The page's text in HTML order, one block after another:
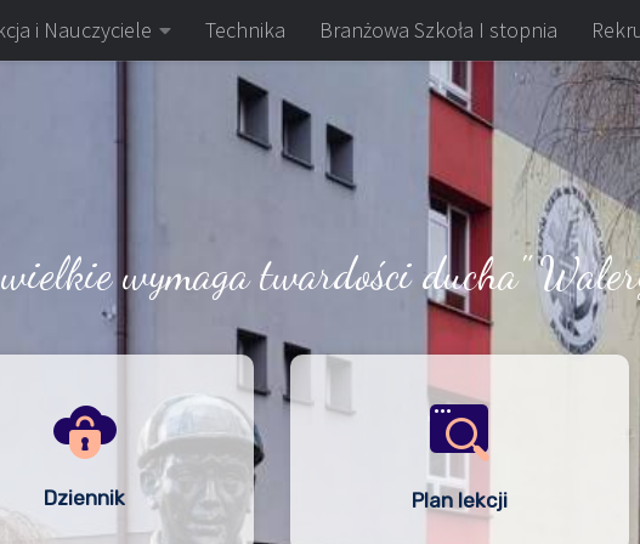
i Nauczyciele Technika Branżowa Szkoła I stopnia
wymaga twardości ducha"
Dziennik Plan lekcji